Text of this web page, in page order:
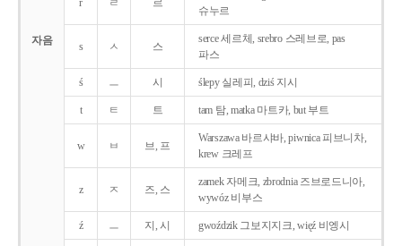
자음
r ㄹ 르
슈누르
s ㅅ 스
serce 세르체, srebro 스레브로, pas
파스
ś ㅡ 시 ślepy 실레피, dziś 지시
t ㅌ 트 tam 탐, matka 마트카, but 부트
w ㅂ 브, 프
Warszawa 바르샤바, piwnica 피브니차,
krew 크레프
z ㅈ 즈, 스
zamek 자메크, zbrodnia 즈브로드니아,
wywóz 비부스
ź ㅡ 지, 시 gwoździk 그보지지크, więź 비엥시